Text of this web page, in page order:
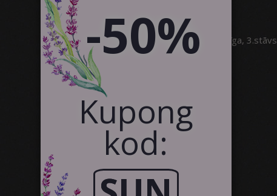
SIA Canvas WAY
Brīvības gatve 323, Rīga, 3.stāvs
info@canvasway.com
-50%
Kupong
kod: